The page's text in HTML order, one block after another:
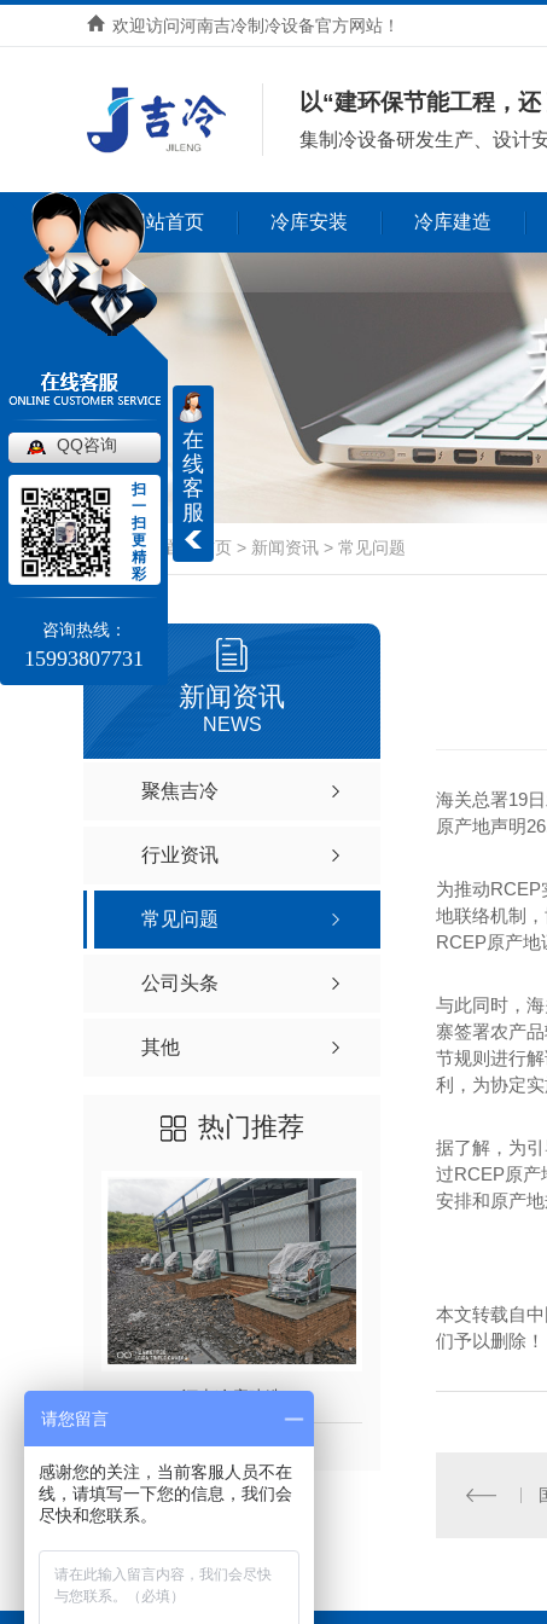
欢迎访问河南吉冷制冷设备官方网站！
以“建环保节能工程，
集制冷设备研发生产、设计
网站首页 冷库安装 冷库建造
当前位置：首页 > 新闻资讯 > 常见问题
新闻资讯
NEWS
聚焦吉冷
行业资讯
常见问题
公司头条
其他
热门推荐
河南冷库建造 河南冷库
海关总署19
原产地声明
为推动RCEP
地联络机制
RCEP原产地
与此同时，
寨签署农产
节规则进行
利，为协定实
据了解，为
过RCEP原产
安排和原产地
本文转载自
们予以删除！
在
线
客
服
QQ咨询
扫
一
扫
更
精
彩
咨询热线：
15993807731
请您留言
感谢您的关注，当前客服人员不在
线，请填写一下您的信息，我们会
尽快和您联系。